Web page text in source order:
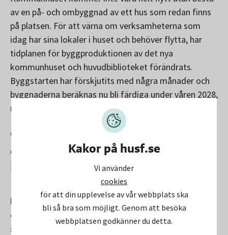
Kakor på husf.se
Vi använder
cookies
för att din upplevelse av vår webbplats ska
bli så bra som möjligt. Genom att besöka
webbplatsen godkänner du detta.
av en på- och ombyggnad av ett hus som redan finns
på platsen. För att värna om verksamheterna som
idag har sina lokaler i huset och behöver flytta, har
tidplanen för byggproduktionen av det nya
kommunhuset och huvudbiblioteket förändrats.
Byggstarten har förskjutits med några månader och
byggnaderna beräknas nu bli färdiga under våren 2028,
mot tidigare december 2027.
Oro och förändringar i
omvärlden medför ökade
kostnader
Investeringsutgiften för kommunhuset och biblioteket
har ökat, bland annat på grund av den oro vi ser i
omvärlden med förhöjda kostnader och räntenivåer
som följd. Investeringsutgiften beräknas nu till 1 192